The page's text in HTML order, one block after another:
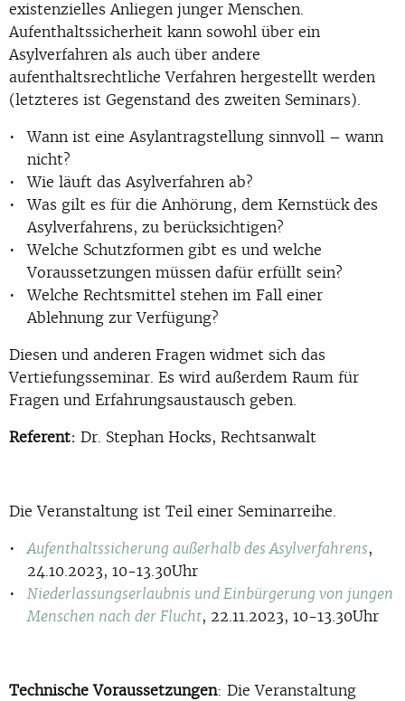
existenzielles Anliegen junger Menschen.
Aufenthaltssicherheit kann sowohl über ein
Asylverfahren als auch über andere
aufenthaltsrechtliche Verfahren hergestellt werden
(letzteres ist Gegenstand des zweiten Seminars).
Wann ist eine Asylantragstellung sinnvoll – wann
nicht?
Wie läuft das Asylverfahren ab?
Was gilt es für die Anhörung, dem Kernstück des
Asylverfahrens, zu berücksichtigen?
Welche Schutzformen gibt es und welche
Voraussetzungen müssen dafür erfüllt sein?
Welche Rechtsmittel stehen im Fall einer
Ablehnung zur Verfügung?
Diesen und anderen Fragen widmet sich das
Vertiefungsseminar. Es wird außerdem Raum für
Fragen und Erfahrungsaustausch geben.
Referent: Dr. Stephan Hocks, Rechtsanwalt
Die Veranstaltung ist Teil einer Seminarreihe.
Aufenthaltssicherung außerhalb des Asylverfahrens,
24.10.2023, 10-13.30Uhr
Niederlassungserlaubnis und Einbürgerung von jungen
Menschen nach der Flucht, 22.11.2023, 10-13.30Uhr
Technische Voraussetzungen: Die Veranstaltung